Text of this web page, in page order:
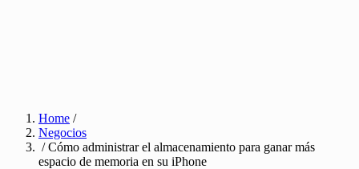
Home /
Negocios
/ Cómo administrar el almacenamiento para ganar más
espacio de memoria en su iPhone